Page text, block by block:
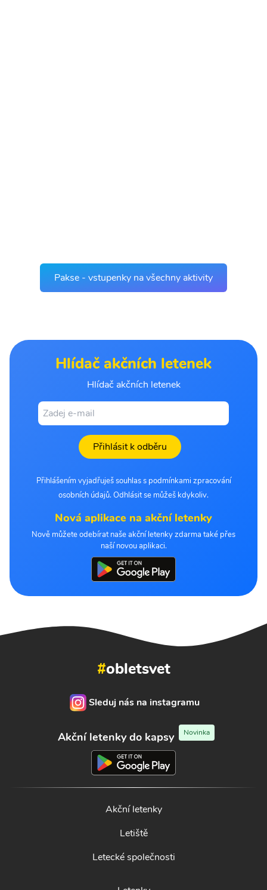
Pakse - vstupenky na všechny aktivity
Hlídač akčních letenek
Hlídač akčních letenek
Přihlásit k odběru
Přihlášením vyjadřuješ souhlas s podmínkami zpracování
osobních údajů. Odhlásit se můžeš kdykoliv.
Nová aplikace na akční letenky
Nově můžete odebírat naše akční letenky zdarma také přes
naší novou aplikaci.
#obletsvet
Sleduj nás na instagramu
Akční letenky do kapsy Novinka
Akční letenky
Letiště
Letecké společnosti